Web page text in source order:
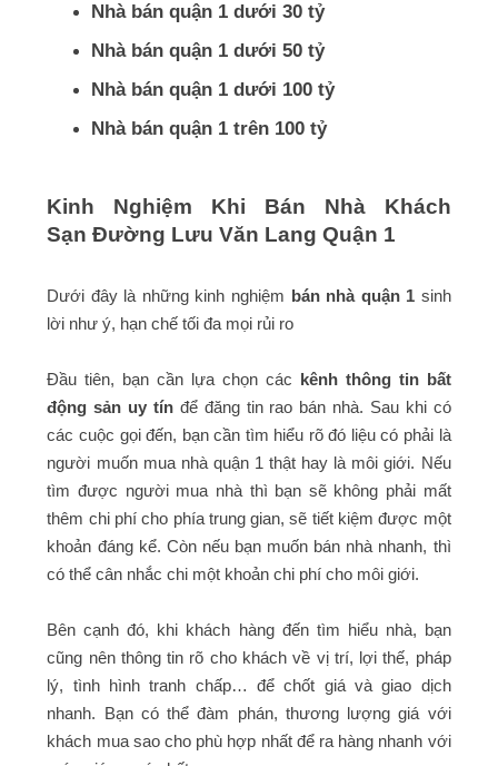
Nhà bán quận 1 dưới 30 tỷ
Nhà bán quận 1 dưới 50 tỷ
Nhà bán quận 1 dưới 100 tỷ
Nhà bán quận 1 trên 100 tỷ
Kinh Nghiệm Khi Bán Nhà Khách
Sạn Đường Lưu Văn Lang Quận 1
Dưới đây là những kinh nghiệm bán nhà quận 1 sinh
lời như ý, hạn chế tối đa mọi rủi ro
Đầu tiên, bạn cần lựa chọn các
kênh thông tin bất
động sản uy tínđể đăng tin rao bán nhà. Sau khi có
các cuộc gọi đến, bạn cần tìm hiểu rõ đó liệu có phải là
người muốn mua nhà quận 1 thật hay là môi giới. Nếu
tìm được người mua nhà thì bạn sẽ không phải mất
thêm chi phí cho phía trung gian, sẽ tiết kiệm được một
khoản đáng kể. Còn nếu bạn muốn bán nhà nhanh, thì
có thể cân nhắc chi một khoản chi phí cho môi giới.
Bên cạnh đó, khi khách hàng đến tìm hiểu nhà, bạn
cũng nên thông tin rõ cho khách về vị trí, lợi thế, pháp
lý, tình hình tranh chấp… để chốt giá và giao dịch
nhanh. Bạn có thể đàm phán, thương lượng giá với
khách mua sao cho phù hợp nhất để ra hàng nhanh với